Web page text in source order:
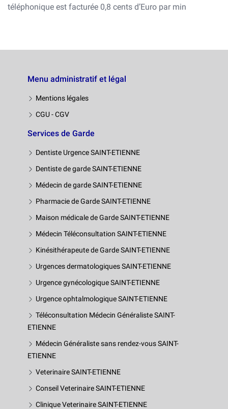
téléphonique est facturée 0,8 cents d’Euro par min
Menu administratif et légal
Mentions légales
CGU - CGV
Services de Garde
Dentiste Urgence SAINT-ETIENNE
Dentiste de garde SAINT-ETIENNE
Médecin de garde SAINT-ETIENNE
Pharmacie de Garde SAINT-ETIENNE
Maison médicale de Garde SAINT-ETIENNE
Médecin Téléconsultation SAINT-ETIENNE
Kinésithérapeute de Garde SAINT-ETIENNE
Urgences dermatologiques SAINT-ETIENNE
Urgence gynécologique SAINT-ETIENNE
Urgence ophtalmologique SAINT-ETIENNE
Téléconsultation Médecin Généraliste SAINT-
ETIENNE
Médecin Généraliste sans rendez-vous SAINT-
ETIENNE
Veterinaire SAINT-ETIENNE
Conseil Veterinaire SAINT-ETIENNE
Clinique Veterinaire SAINT-ETIENNE